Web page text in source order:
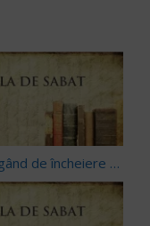
7.7 Un gând de încheiere (st7 Unitatea în familie)